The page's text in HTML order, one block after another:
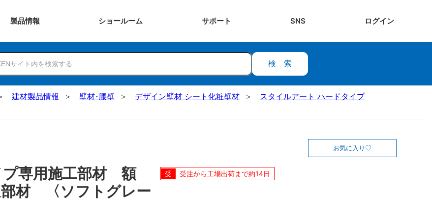
製品情報 ショールーム サポート SNS ログイン
検索
建材製品情報 壁材･腰壁 デザイン壁材 シート化粧壁材
スタイルアート ハードタイプ
専用施工部材 額
材 〈ソフトグレー
お気に入り
受注から工場出荷まで約14日